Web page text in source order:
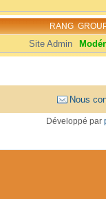
RANG
Site Admin
Nous
Développé par